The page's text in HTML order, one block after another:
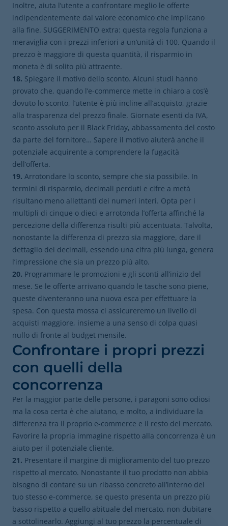
Inoltre, aiuta l’utente a confrontare meglio le offerte
indipendentemente dal valore economico che implicano
alla fine. SUGGERIMENTO extra: questa regola funziona a
meraviglia con i prezzi inferiori a un’unità di 100. Quando il
prezzo è maggiore di questa quantità, il risparmio in
moneta è di solito più attraente.
18. Spiegare il motivo dello sconto. Alcuni studi hanno
provato che, quando l’e-commerce mette in chiaro a cos’è
dovuto lo sconto, l’utente è più incline all’acquisto, grazie
alla trasparenza del prezzo finale. Giornate esenti da IVA,
sconto assoluto per il Black Friday, abbassamento del costo
da parte del fornitore… Sapere il motivo aiuterà anche il
potenziale acquirente a comprendere la fugacità
dell’offerta.
19. Arrotondare lo sconto, sempre che sia possibile. In
termini di risparmio, decimali perduti e cifre a metà
risultano meno allettanti dei numeri interi. Opta per i
multipli di cinque o dieci e arrotonda l’offerta affinché la
percezione della differenza risulti più accentuata. Talvolta,
nonostante la differenza di prezzo sia maggiore, dare il
dettaglio dei decimali, essendo una cifra più lunga, genera
l’impressione che sia un prezzo più alto.
20. Programmare le promozioni e gli sconti all’inizio del
mese. Se le offerte arrivano quando le tasche sono piene,
queste diventeranno una nuova esca per effettuare la
spesa. Con questa mossa ci assicureremo un livello di
acquisti maggiore, insieme a una senso di colpa quasi
nullo di fronte al budget mensile.
Confrontare i propri prezzi
con quelli della
concorrenza
Per la maggior parte delle persone, i paragoni sono odiosi
ma la cosa certa è che aiutano, e molto, a individuare la
differenza tra il proprio e-commerce e il resto del mercato.
Favorire la propria immagine rispetto alla concorrenza è un
aiuto per il potenziale cliente.
21. Presentare il margine di miglioramento del tuo prezzo
rispetto al mercato. Nonostante il tuo prodotto non abbia
bisogno di contare su un ribasso concreto all’interno del
tuo stesso e-commerce, se questo presenta un prezzo più
basso rispetto a quello abituale del mercato, non dubitare
a sottolinearlo. Aggiungi al tuo prezzo la percentuale di